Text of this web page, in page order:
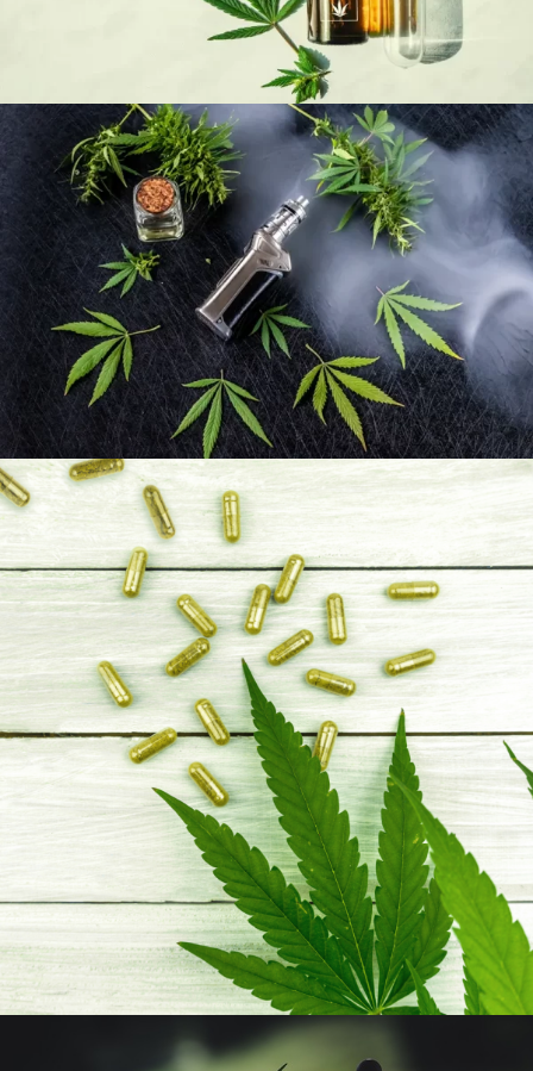
18 MARS 2024 ADMIJHFKDFN
11 OCTOBRE 2023 ADMIJHFKDFN
7 AVRIL 2023 ADMIJHFKDFN